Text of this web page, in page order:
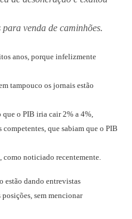
venda de caminhões.
anos, porque infelizmente
tampouco os jornais estão
que o PIB iria cair 2% a 4%,
que sabiam que o PIB
como noticiado recentemente.
estão dando entrevistas
sem mencionar